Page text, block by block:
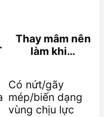
Thay mâm nên
làm khi…
Có nứt/gãy
mép/biến dạng
vùng chịu lực